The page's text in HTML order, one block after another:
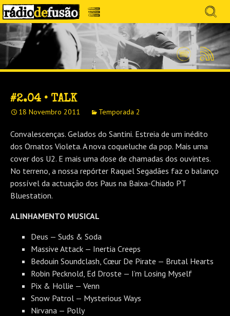
Avançar
para
o
conteúdo
Menu
Search
for:
RÁDIO DEFUSÃO
MÚSICA SEM PRECONCEITOS. CONVERSA
SEM PRETENSÕES.
SpotifyFeed
RSS
#2.04 • TALK
18 Novembro 2011 Temporada 2
Convalescenças. Gelados do Santini. Estreia de um inédito
dos Ornatos Violeta. A nova coqueluche da pop. Mais uma
cover dos U2. E mais uma dose de chamadas dos ouvintes.
No terreno, a nossa repórter Raquel Segadães faz o balanço
possível da actuação dos Paus na Baixa-Chiado PT
Bluestation.
ALINHAMENTO MUSICAL
Deus — Suds & Soda
Massive Attack — Inertia Creeps
Bedouin Soundclash, Cœur De Pirate — Brutal Hearts
Robin Pecknold, Ed Droste — I’m Losing Myself
Pix & Hollie — Venn
Snow Patrol — Mysterious Ways
Nirvana — Polly